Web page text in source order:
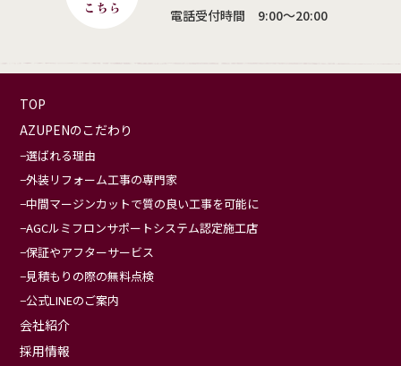
電話受付時間 9:00〜20:00
TOP
AZUPENのこだわり
選ばれる理由
外装リフォーム工事の専門家
中間マージンカットで質の良い工事を可能に
AGCルミフロンサポートシステム認定施工店
保証やアフターサービス
見積もりの際の無料点検
公式LINEのご案内
会社紹介
採用情報